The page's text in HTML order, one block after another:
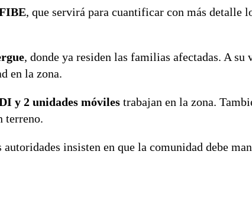
, que servirá para cuantificar con más detalle
, donde ya residen las familias afectadas. A su
en la zona.
y 2 unidades móviles trabajan en la zona.
terreno.
autoridades insisten en que la comunidad debe